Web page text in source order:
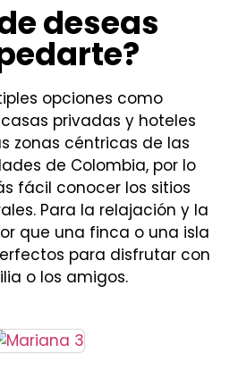
deseas
opciones como
privadas y hoteles
zonas céntricas de las
de Colombia, por lo
fácil conocer los sitios
Para la relajación y la
que una finca o una isla
para disfrutar con
o los amigos.